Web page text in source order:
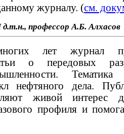
журналу. (см.
профессор А.Б. Алхасов
лет журнал
о передовых
Тематика
нефтяного дела.
живой интерес
профиля и